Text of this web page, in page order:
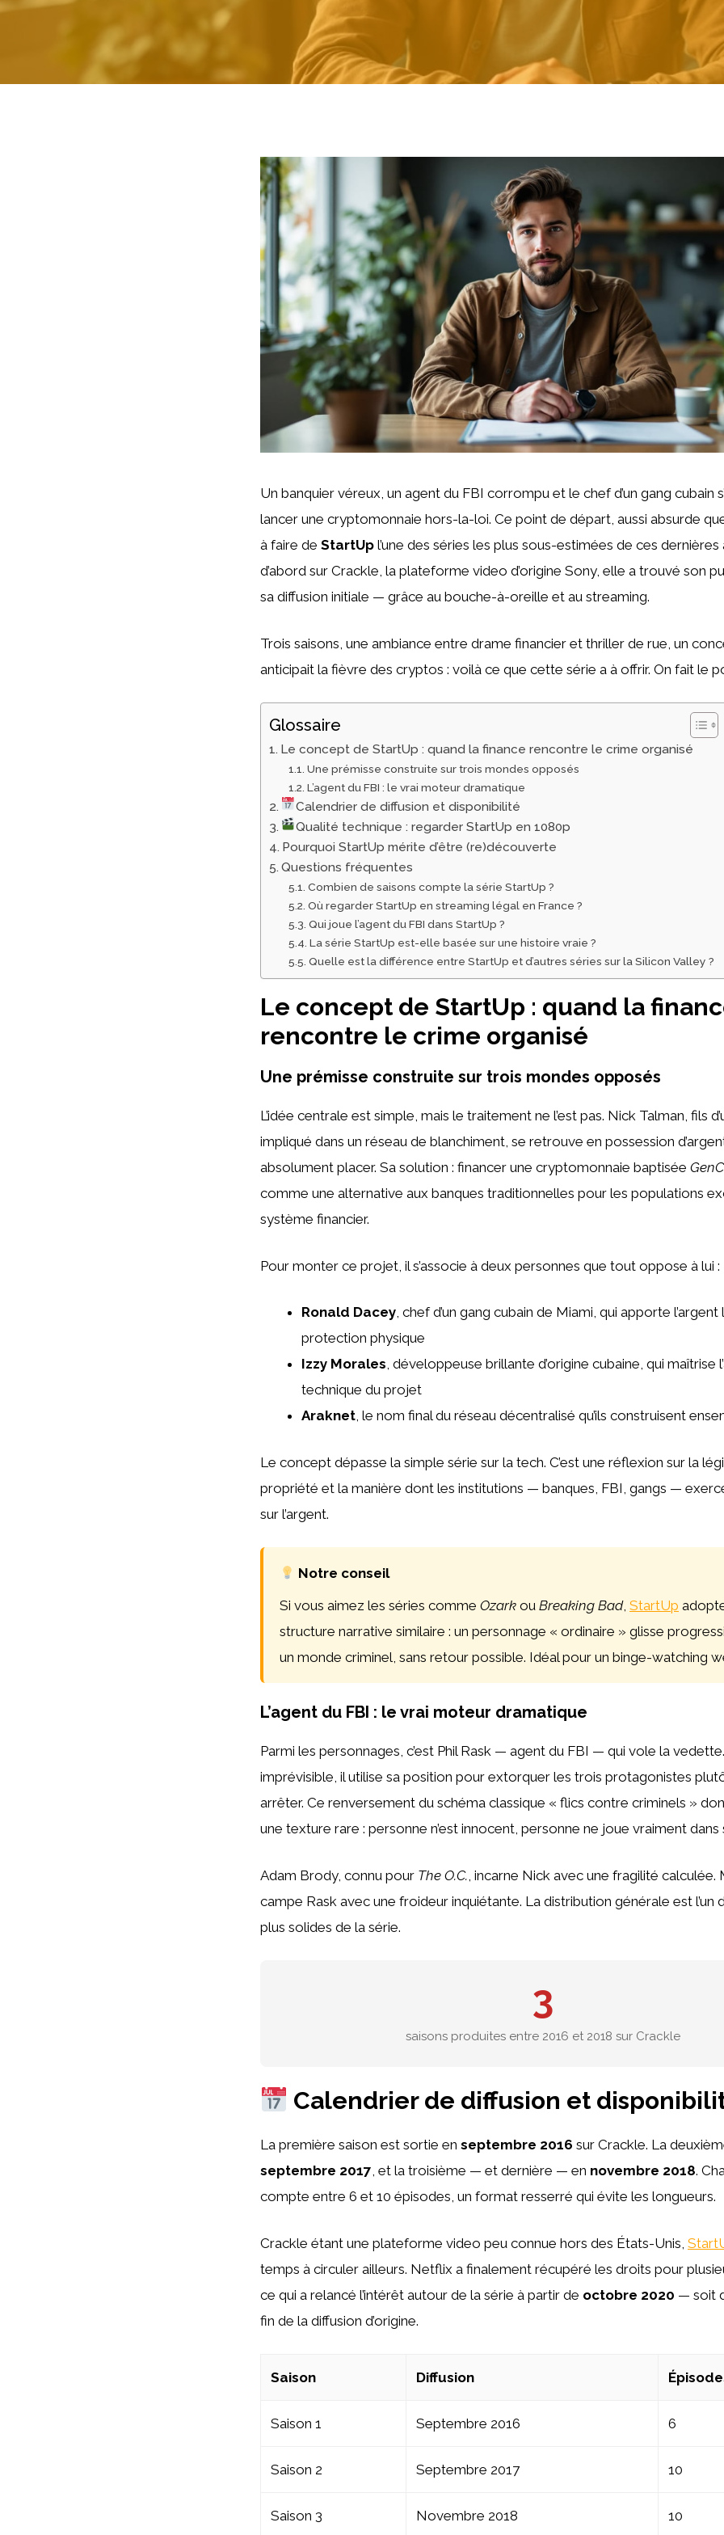
Un banquier véreux, un agent du FBI corrompu et le chef d’un gang cubain
lancer une cryptomonnaie hors-la-loi. Ce point de départ, aussi absurde
à faire de StartUp l’une des séries les plus sous-estimées de ces dernières
d’abord sur Crackle, la plateforme video d’origine Sony, elle a trouvé son
sa diffusion initiale — grâce au bouche-à-oreille et au streaming.
Trois saisons, une ambiance entre drame financier et thriller de rue, un
anticipait la fièvre des cryptos : voilà ce que cette série a à offrir. On fait le
Glossaire
Le concept de StartUp : quand la finance rencontre le crime organisé
Une prémisse construite sur trois mondes opposés
L’agent du FBI : le vrai moteur dramatique
Calendrier de diffusion et disponibilité
Qualité technique : regarder StartUp en 1080p
Pourquoi StartUp mérite d’être (re)découverte
Questions fréquentes
Combien de saisons compte la série StartUp ?
Où regarder StartUp en streaming légal en France ?
Qui joue l’agent du FBI dans StartUp ?
La série StartUp est-elle basée sur une histoire vraie ?
Quelle est la différence entre StartUp et d’autres séries sur la Silicon Valley ?
Le concept de StartUp : quand la
rencontre le crime organisé
Une prémisse construite sur trois mondes opposés
L’idée centrale est simple, mais le traitement ne l’est pas. Nick Talman, fils
impliqué dans un réseau de blanchiment, se retrouve en possession
absolument placer. Sa solution : financer une cryptomonnaie baptisée
comme une alternative aux banques traditionnelles pour les populations
système financier.
Pour monter ce projet, il s’associe à deux personnes que tout oppose à lui :
Ronald Dacey, chef d’un gang cubain de Miami, qui apporte
protection physique
Izzy Morales, développeuse brillante d’origine cubaine, qui maîtrise
technique du projet
Araknet, le nom final du réseau décentralisé qu’ils construisent
Le concept dépasse la simple série sur la tech. C’est une réflexion sur la
propriété et la manière dont les institutions — banques, FBI, gangs —
sur l’argent.
Notre conseil
Si vous aimez les séries comme Ozark ou Breaking Bad, StartUp
structure narrative similaire : un personnage « ordinaire » glisse
un monde criminel, sans retour possible. Idéal pour un binge-watching
L’agent du FBI : le vrai moteur dramatique
Parmi les personnages, c’est Phil Rask — agent du FBI — qui vole la
imprévisible, il utilise sa position pour extorquer les trois protagonistes
arrêter. Ce renversement du schéma classique « flics contre criminels »
une texture rare : personne n’est innocent, personne ne joue vraiment dans
Adam Brody, connu pour The O.C. , incarne Nick avec une fragilité calculée.
campe Rask avec une froideur inquiétante. La distribution générale est l’un
plus solides de la série.
3
saisons produites entre 2016 et 2018 sur Crackle
Calendrier de diffusion et
La première saison est sortie en septembre 2016 sur Crackle. La
septembre 2017, et la troisième — et dernière — en novembre 2018.
compte entre 6 et 10 épisodes, un format resserré qui évite les longueurs.
Crackle étant une plateforme video peu connue hors des États-Unis,
temps à circuler ailleurs. Netflix a finalement récupéré les droits pour
ce qui a relancé l’intérêt autour de la série à partir de octobre 2020 — soit
fin de la diffusion d’origine.
Saison Diffusion
Saison 1 Septembre 2016 6
Saison 2 Septembre 2017 10
Saison 3 Novembre 2018 10